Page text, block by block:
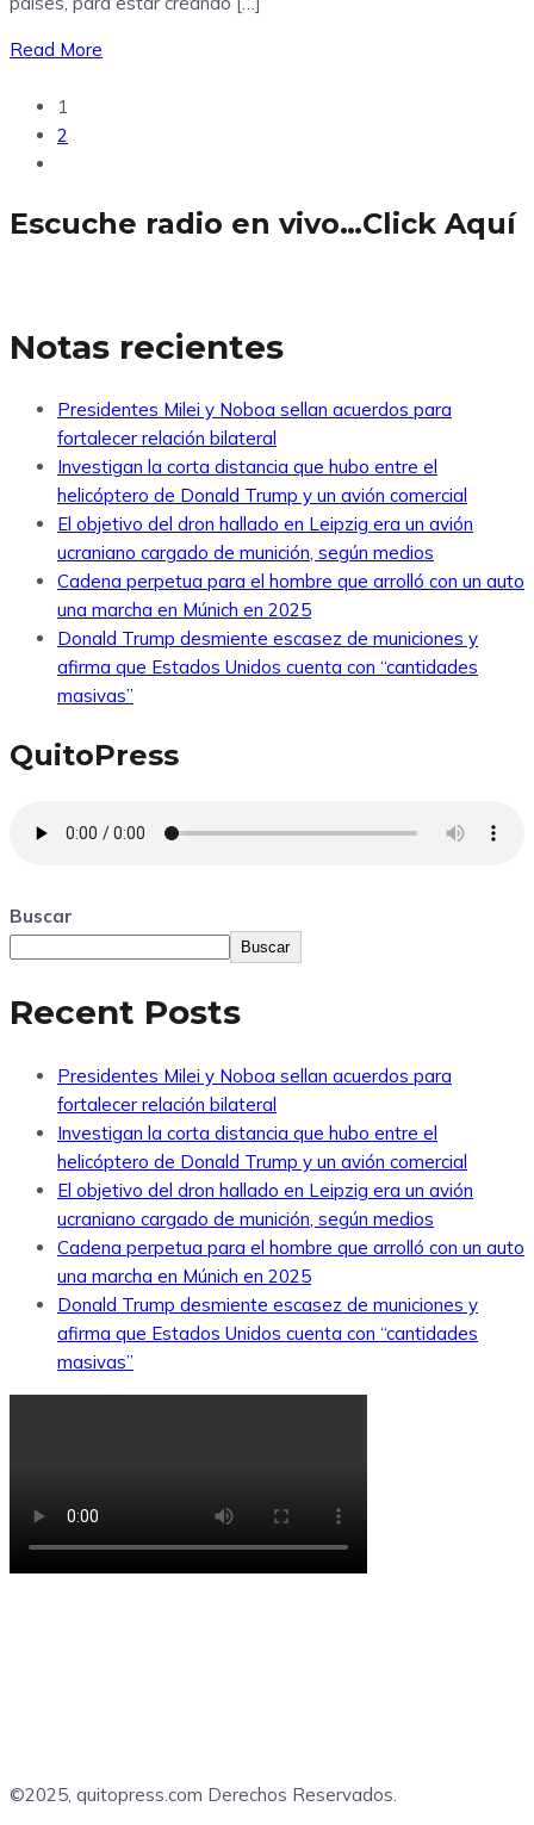
Read More
1
2
Escuche radio en vivo…Click Aquí
Notas recientes
Presidentes Milei y Noboa sellan acuerdos para
fortalecer relación bilateral
Investigan la corta distancia que hubo entre el
helicóptero de Donald Trump y un avión comercial
El objetivo del dron hallado en Leipzig era un avión
ucraniano cargado de munición, según medios
Cadena perpetua para el hombre que arrolló con un auto
una marcha en Múnich en 2025
Donald Trump desmiente escasez de municiones y
afirma que Estados Unidos cuenta con “cantidades
masivas”
QuitoPress
Buscar
Buscar
Recent Posts
Presidentes Milei y Noboa sellan acuerdos para
fortalecer relación bilateral
Investigan la corta distancia que hubo entre el
helicóptero de Donald Trump y un avión comercial
El objetivo del dron hallado en Leipzig era un avión
ucraniano cargado de munición, según medios
Cadena perpetua para el hombre que arrolló con un auto
una marcha en Múnich en 2025
Donald Trump desmiente escasez de municiones y
afirma que Estados Unidos cuenta con “cantidades
masivas”
©2025, quitopress.com Derechos Reservados.